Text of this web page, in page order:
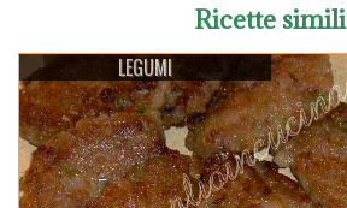
Ricette simili
LEGUMI